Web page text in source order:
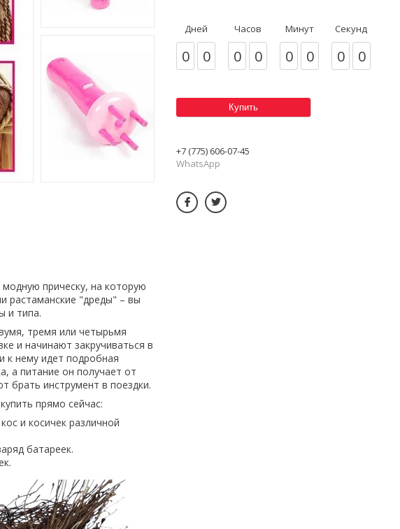
прическу, на которую
растаманские "дреды" – вы
и типа.
тремя или четырьмя
и начинают закручиваться в
к нему идет подробная
а питание он получает от
брать инструмент в поездки.
прямо сейчас:
и косичек различной
батареек.
Дней
0 0
Часов
0 0
Минут
0 0
Секунд
0 0
Купить
+7 (775) 606-07-45
WhatsApp